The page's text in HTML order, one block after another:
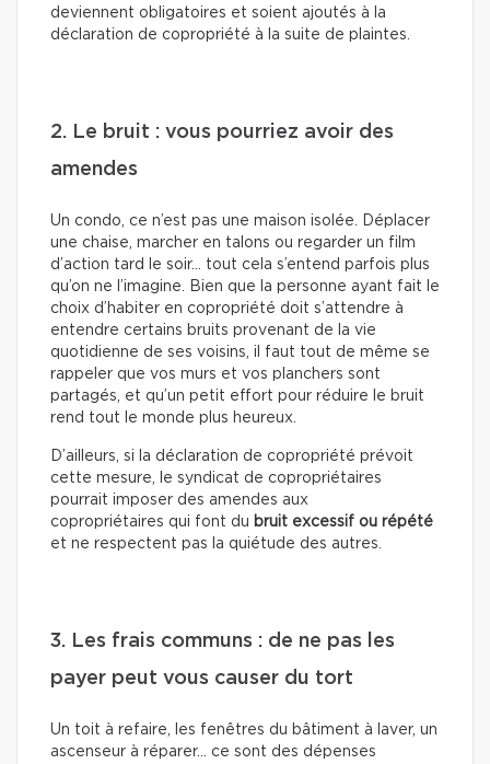
deviennent obligatoires et soient ajoutés à la
déclaration de copropriété à la suite de plaintes.
2. Le bruit : vous pourriez avoir des
amendes
Un condo, ce n’est pas une maison isolée. Déplacer
une chaise, marcher en talons ou regarder un film
d’action tard le soir… tout cela s’entend parfois plus
qu’on ne l’imagine. Bien que la personne ayant fait le
choix d’habiter en copropriété doit s’attendre à
entendre certains bruits provenant de la vie
quotidienne de ses voisins, il faut tout de même se
rappeler que vos murs et vos planchers sont
partagés, et qu’un petit effort pour réduire le bruit
rend tout le monde plus heureux.
D’ailleurs, si la déclaration de copropriété prévoit
cette mesure, le syndicat de copropriétaires
pourrait imposer des amendes aux
copropriétaires qui font du bruit excessif ou répété
et ne respectent pas la quiétude des autres.
3. Les frais communs : de ne pas les
payer peut vous causer du tort
Un toit à refaire, les fenêtres du bâtiment à laver, un
ascenseur à réparer… ce sont des dépenses